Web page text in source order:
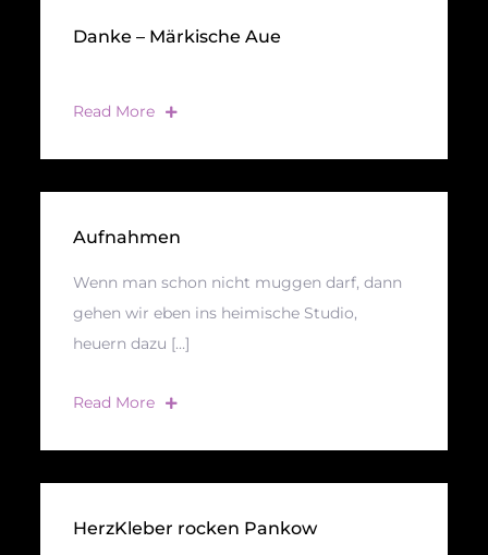
Danke – Märkische Aue
Read More
Aufnahmen
Wenn man schon nicht muggen darf, dann
gehen wir eben ins heimische Studio,
heuern dazu […]
Read More
HerzKleber rocken Pankow